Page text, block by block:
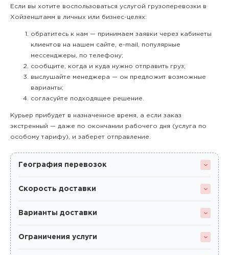
Если вы хотите воспользоваться услугой грузоперевозки в
Хойзенштамм в личных или бизнес-целях:
обратитесь к нам — принимаем заявки через кабинеты
клиентов на нашем сайте, e-mail, популярные
мессенджеры, по телефону;
сообщите, когда и куда нужно отправить груз;
выслушайте менеджера — он предложит возможные
варианты;
согласуйте подходящее решение.
Курьер прибудет в назначенное время, а если заказ
экстренный — даже по окончании рабочего дня (услуга по
особому тарифу), и заберет отправление.
География перевозок
Скорость доставки
Варианты доставки
Ограничения услуги